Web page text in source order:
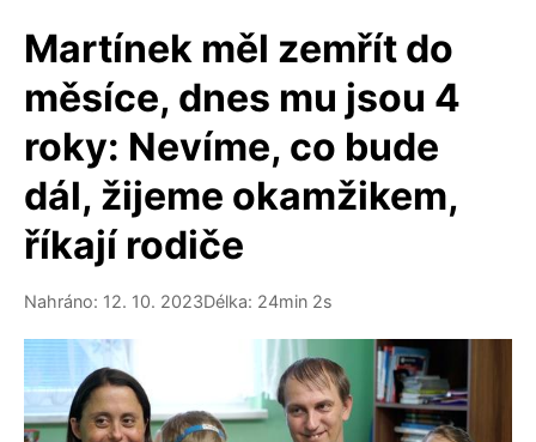
Martínek měl zemřít do
měsíce, dnes mu jsou 4
roky: Nevíme, co bude
dál, žijeme okamžikem,
říkají rodiče
Nahráno: 12. 10. 2023Délka: 24min 2s